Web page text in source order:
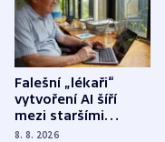
Falešní „lékaři“
vytvoření AI šíří
mezi staršími
Poláky nebezpečné
8. 8. 2026